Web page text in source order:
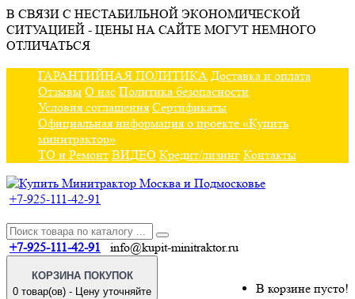
В СВЯЗИ С НЕСТАБИЛЬНОЙ ЭКОНОМИЧЕСКОЙ
СИТУАЦИЕЙ - ЦЕНЫ НА САЙТЕ МОГУТ НЕМНОГО
ОТЛИЧАТЬСЯ
ГАРАНТИЙНАЯ ПОЛИТИКА Доставка и оплата
Отзывы О нас Политика безопасности
Условия соглашения Сертификаты
Официальная информация о проекте «Купить
минитрактор»
ТО и Ремонт ВИДЕО Кредит/лизинг Контакты
+7-925-111-42-91
+7-925-111-42-91 info@kupit-minitraktor.ru
КОРЗИНА ПОКУПОК
0 товар(ов) - Цену уточняйте
В корзине пусто!